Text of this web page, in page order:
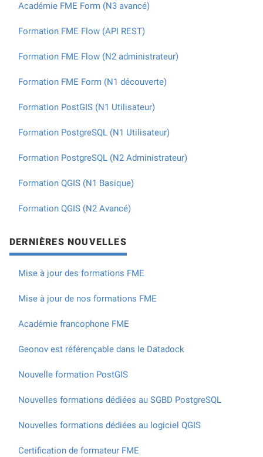
Académie FME Form (N3 avancé)
Formation FME Flow (API REST)
Formation FME Flow (N2 administrateur)
Formation FME Form (N1 découverte)
Formation PostGIS (N1 Utilisateur)
Formation PostgreSQL (N1 Utilisateur)
Formation PostgreSQL (N2 Administrateur)
Formation QGIS (N1 Basique)
Formation QGIS (N2 Avancé)
DERNIÈRES NOUVELLES
Mise à jour des formations FME
Mise à jour de nos formations FME
Académie francophone FME
Geonov est référençable dans le Datadock
Nouvelle formation PostGIS
Nouvelles formations dédiées au SGBD PostgreSQL
Nouvelles formations dédiées au logiciel QGIS
Certification de formateur FME